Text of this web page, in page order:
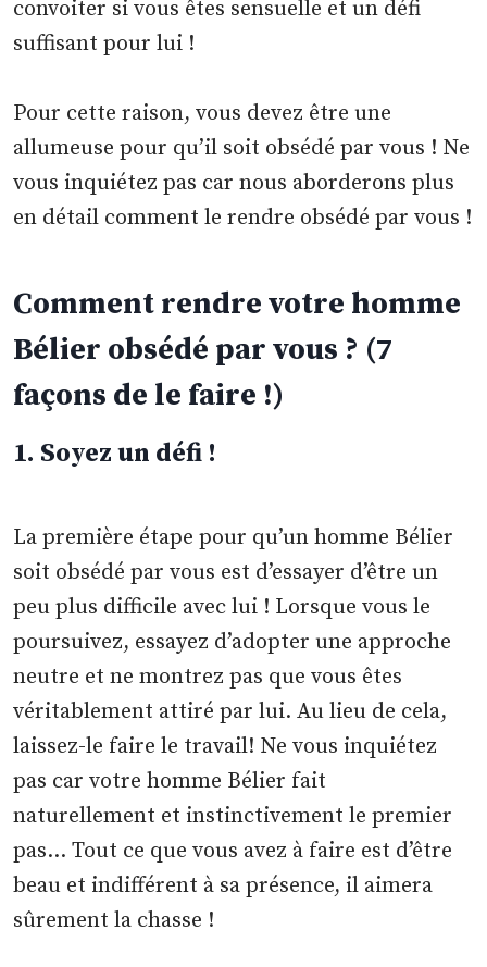
convoiter si vous êtes sensuelle et un défi
suffisant pour lui !
Pour cette raison, vous devez être une
allumeuse pour qu’il soit obsédé par vous ! Ne
vous inquiétez pas car nous aborderons plus
en détail comment le rendre obsédé par vous !
Comment rendre votre homme
Bélier obsédé par vous ? (7
façons de le faire !)
1. Soyez un défi !
La première étape pour qu’un homme Bélier
soit obsédé par vous est d’essayer d’être un
peu plus difficile avec lui ! Lorsque vous le
poursuivez, essayez d’adopter une approche
neutre et ne montrez pas que vous êtes
véritablement attiré par lui. Au lieu de cela,
laissez-le faire le travail! Ne vous inquiétez
pas car votre homme Bélier fait
naturellement et instinctivement le premier
pas… Tout ce que vous avez à faire est d’être
beau et indifférent à sa présence, il aimera
sûrement la chasse !